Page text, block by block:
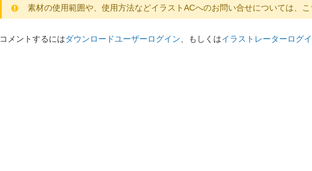
素材の使用範囲や、使用方法などイラストACへのお問い合せについては、
コメントするにはダウンロードユーザーログイン 、もしくはイラストレーターログ